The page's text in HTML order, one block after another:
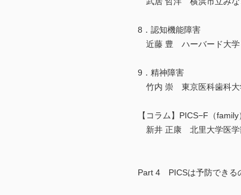
8．認知機能障害
近藤 豊 ハーバード大学
9．精神障害
竹内 崇 東京医科歯科大
【コラム】PICS−F（
新井 正康 北里大学医学
Part 4 PICSは予防できる